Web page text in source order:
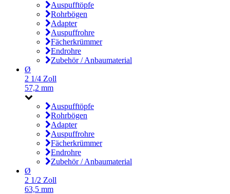
Auspufftöpfe
Rohrbögen
Adapter
Auspuffrohre
Fächerkrümmer
Endrohre
Zubehör / Anbaumaterial
Ø
2 1/4 Zoll
57,2 mm
Auspufftöpfe
Rohrbögen
Adapter
Auspuffrohre
Fächerkrümmer
Endrohre
Zubehör / Anbaumaterial
Ø
2 1/2 Zoll
63,5 mm